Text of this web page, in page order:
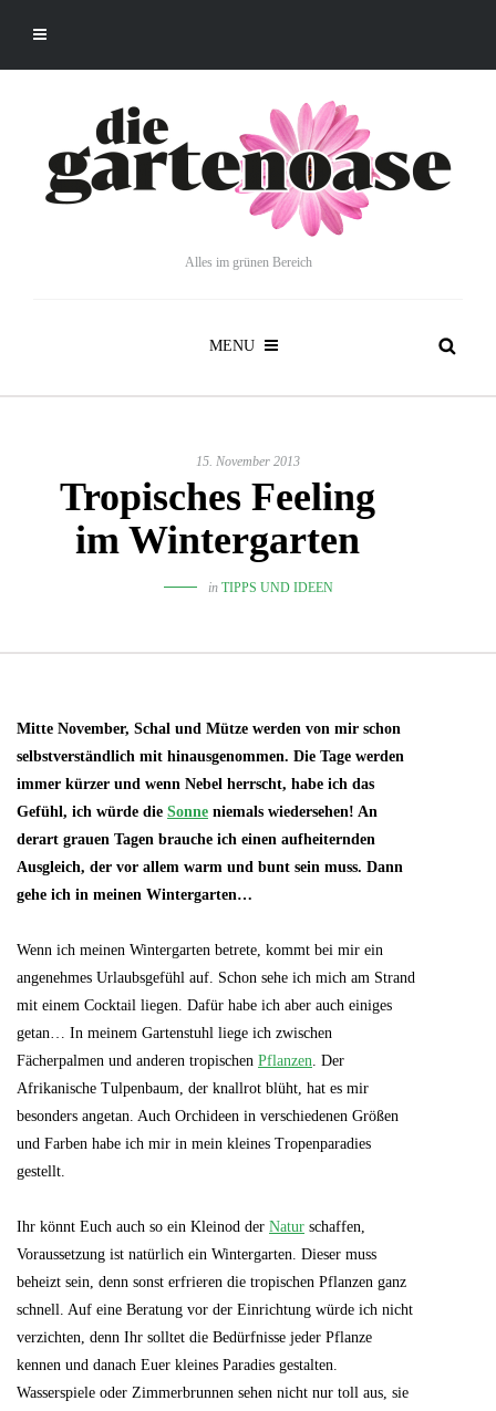
Alles im grünen Bereich
MENU
15. November 2013
Tropisches Feeling
im Wintergarten
in TIPPS UND IDEEN
Mitte November, Schal und Mütze werden von mir schon
selbstverständlich mit hinausgenommen. Die Tage werden
immer kürzer und wenn Nebel herrscht, habe ich das
Gefühl, ich würde die Sonne niemals wiedersehen! An
derart grauen Tagen brauche ich einen aufheiternden
Ausgleich, der vor allem warm und bunt sein muss. Dann
gehe ich in meinen Wintergarten…
Wenn ich meinen Wintergarten betrete, kommt bei mir ein
angenehmes Urlaubsgefühl auf. Schon sehe ich mich am Strand
mit einem Cocktail liegen. Dafür habe ich aber auch einiges
getan… In meinem Gartenstuhl liege ich zwischen
Fächerpalmen und anderen tropischen Pflanzen. Der
Afrikanische Tulpenbaum, der knallrot blüht, hat es mir
besonders angetan. Auch Orchideen in verschiedenen Größen
und Farben habe ich mir in mein kleines Tropenparadies
gestellt.
Ihr könnt Euch auch so ein Kleinod der Natur schaffen,
Voraussetzung ist natürlich ein Wintergarten. Dieser muss
beheizt sein, denn sonst erfrieren die tropischen Pflanzen ganz
schnell. Auf eine Beratung vor der Einrichtung würde ich nicht
verzichten, denn Ihr solltet die Bedürfnisse jeder Pflanze
kennen und danach Euer kleines Paradies gestalten.
Wasserspiele oder Zimmerbrunnen sehen nicht nur toll aus, sie